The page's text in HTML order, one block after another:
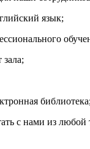
язык;
библиотека;
с нами из любой